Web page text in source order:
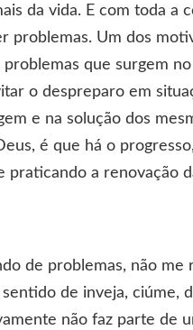
da vida. E com toda
problemas. Um dos
que surgem
o despreparo em
e na solução dos
é que há o
praticando a renovação
de problemas, não
de inveja, ciúme,
não faz parte de